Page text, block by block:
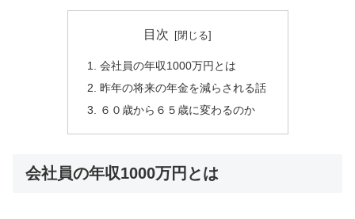
目次
会社員の年収1000万円とは
昨年の将来の年金を減らされる話
６０歳から６５歳に変わるのか
会社員の年収1000万円とは